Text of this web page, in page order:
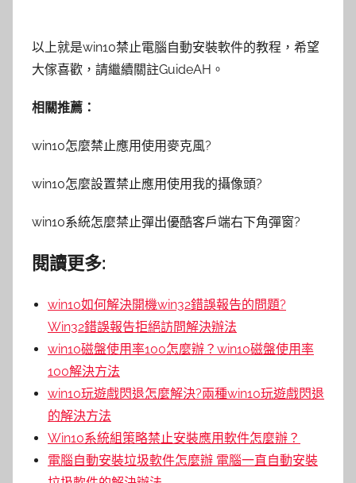
以上就是win10禁止電腦自動安裝軟件的教程，希望
大傢喜歡，請繼續關註GuideAH。
相關推薦：
win10怎麼禁止應用使用麥克風?
win10怎麼設置禁止應用使用我的攝像頭?
win10系統怎麼禁止彈出優酷客戶端右下角彈窗?
閱讀更多:
win10如何解決開機win32錯誤報告的問題?
Win32錯誤報告拒絕訪問解決辦法
win10磁盤使用率100怎麼辦？win10磁盤使用率
100解決方法
win10玩遊戲閃退怎麼解決?兩種win10玩遊戲閃退
的解決方法
Win10系統組策略禁止安裝應用軟件怎麼辦？
電腦自動安裝垃圾軟件怎麼辦 電腦一直自動安裝